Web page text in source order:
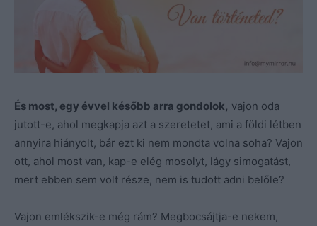
És most, egy évvel később arra gondolok, vajon oda
jutott-e, ahol megkapja azt a szeretetet, ami a földi létben
annyira hiányolt, bár ezt ki nem mondta volna soha? Vajon
ott, ahol most van, kap-e elég mosolyt, lágy simogatást,
mert ebben sem volt része, nem is tudott adni belőle?
Vajon emlékszik-e még rám? Megbocsájtja-e nekem,